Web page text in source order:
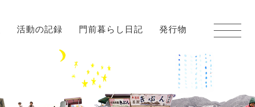
活動の記録 門前暮らし日記 発行物